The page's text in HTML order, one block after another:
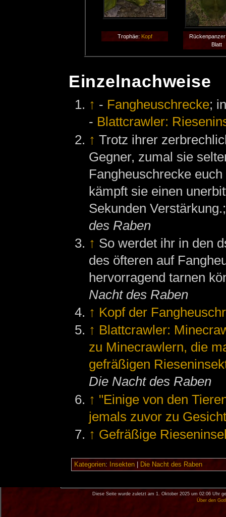
Trophäe: Kopf
Blatt
Einzelnachweise
↑ - Fangheuschrecke;
- Blattcrawler:
↑ Trotz ihrer
Gegner, zumal sie
Fangheuschrecke
kämpft sie einen
Sekunden
des Raben
↑ So werdet ihr in den
des öfteren auf
hervorragend tarnen
Nacht des Raben
↑ Kopf der
↑ Blattcrawler:
zu Minecrawlern, die
gefräßigen
Die Nacht des Raben
↑ "Einige von den
jemals zuvor zu
↑ Gefräßige
Kategorien: Insekten| Die Nacht des Raben
Diese Seite wurde zuletzt am 1. Oktober 2025 um 02:06 Uhr
Über den